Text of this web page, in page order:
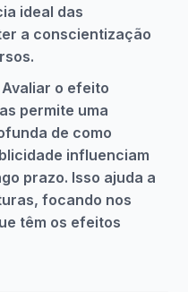
ideal das
a conscientização
o efeito
permite uma
de como
influenciam
prazo. Isso ajuda a
focando nos
têm os efeitos